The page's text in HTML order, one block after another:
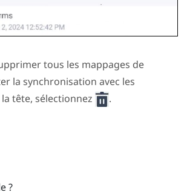
tous les mappages de
la synchronisation avec les
tête, sélectionnez
.
?